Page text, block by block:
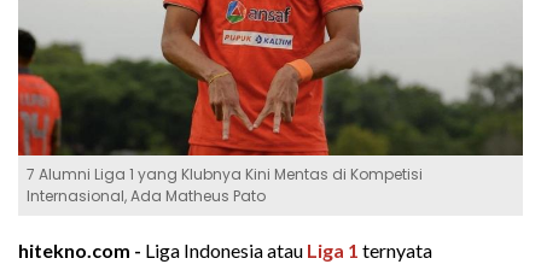
7 Alumni Liga 1 yang Klubnya Kini Mentas di Kompetisi
Internasional, Ada Matheus Pato
hitekno.com - Liga Indonesia atau Liga 1 ternyata